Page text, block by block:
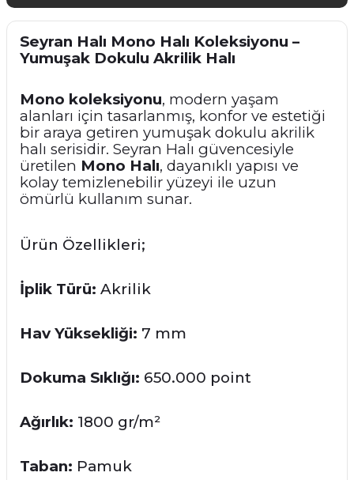
Seyran Halı Mono Halı Koleksiyonu –
Yumuşak Dokulu Akrilik Halı
Mono koleksiyonu, modern yaşam
alanları için tasarlanmış, konfor ve estetiği
bir araya getiren yumuşak dokulu akrilik
halı serisidir. Seyran Halı güvencesiyle
üretilen Mono Halı, dayanıklı yapısı ve
kolay temizlenebilir yüzeyi ile uzun
ömürlü kullanım sunar.
Ürün Özellikleri;
İplik Türü: Akrilik
Hav Yüksekliği: 7 mm
Dokuma Sıklığı: 650.000 point
Ağırlık: 1800 gr/m²
Taban: Pamuk